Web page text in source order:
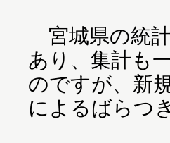
宮城県の統
あり、集計も
のですが、新
によるばらつ